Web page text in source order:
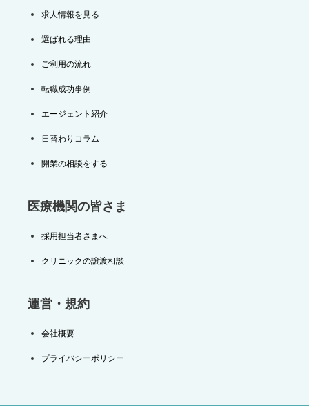
求人情報を見る
選ばれる理由
ご利用の流れ
転職成功事例
エージェント紹介
日替わりコラム
開業の相談をする
医療機関の皆さま
採用担当者さまへ
クリニックの譲渡相談
運営・規約
会社概要
プライバシーポリシー